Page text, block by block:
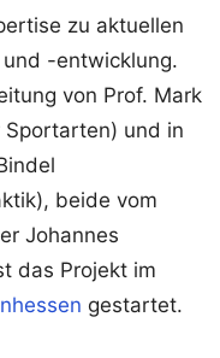
zu aktuellen
-entwicklung.
von Prof. Mark
und in
beide vom
Johannes
das Projekt im
gestartet.